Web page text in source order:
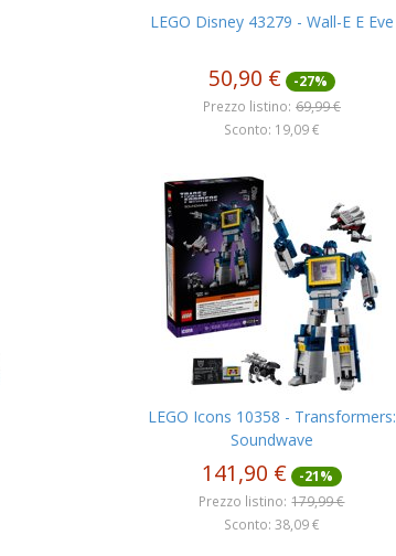
LEGO Disney 43279 - Wall-E E Eve
50,90 € -27%
Prezzo listino: 69,99 €
Sconto: 19,09 €
LEGO Icons 10358 - Transformers:
Soundwave
141,90 € -21%
Prezzo listino: 179,99 €
Sconto: 38,09 €